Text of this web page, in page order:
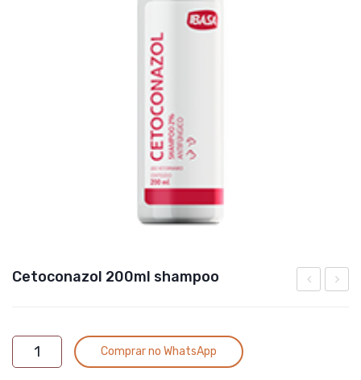
Cetoconazol 200ml shampoo
Cetoconazol
200ml
Comprar no WhatsApp